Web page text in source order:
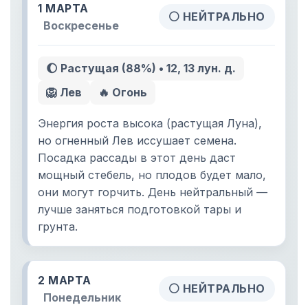
1 МАРТА
Воскресенье
⚪ НЕЙТРАЛЬНО
🌔 Растущая (88%) • 12, 13 лун. д.
🦁 Лев
🔥 Огонь
Энергия роста высока (растущая Луна),
но огненный Лев иссушает семена.
Посадка рассады в этот день даст
мощный стебель, но плодов будет мало,
они могут горчить. День нейтральный —
лучше заняться подготовкой тары и
грунта.
2 МАРТА
Понедельник
⚪ НЕЙТРАЛЬНО